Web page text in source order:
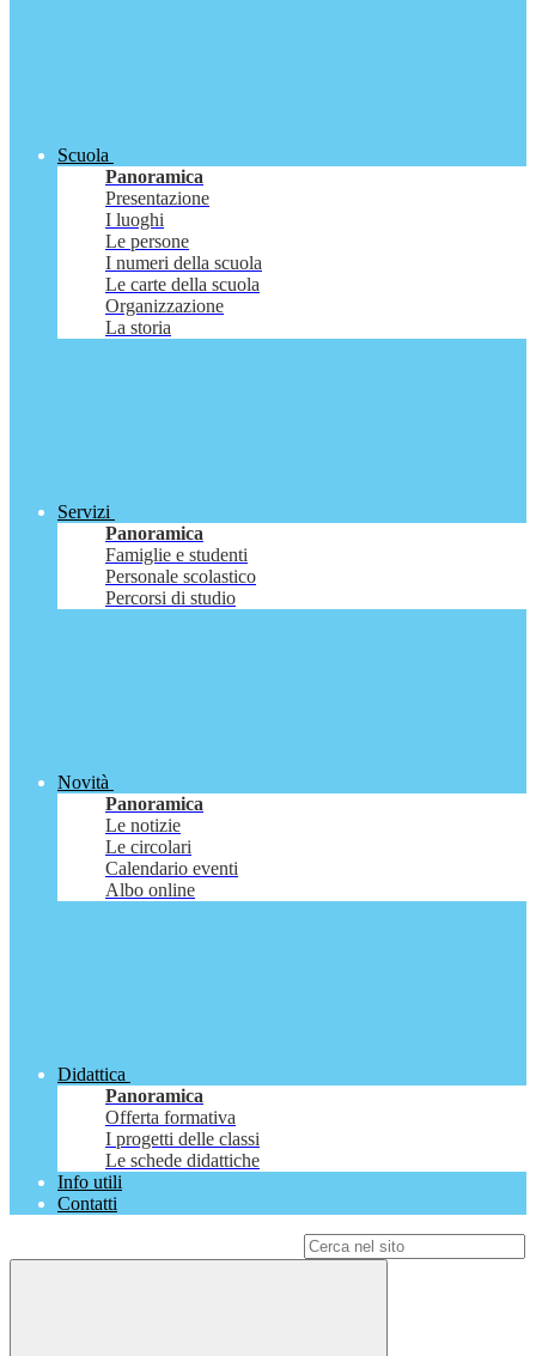
Scuola
Panoramica
Presentazione
I luoghi
Le persone
I numeri della scuola
Le carte della scuola
Organizzazione
La storia
Servizi
Panoramica
Famiglie e studenti
Personale scolastico
Percorsi di studio
Novità
Panoramica
Le notizie
Le circolari
Calendario eventi
Albo online
Didattica
Panoramica
Offerta formativa
I progetti delle classi
Le schede didattiche
Info utili
Contatti